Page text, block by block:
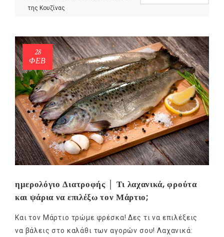
της Κουζίνας
28
ΦΕΒ
ημερολόγιο Διατροφής │ Τι λαχανικά, φρούτα
και ψάρια να επιλέξω τον Μάρτιο;
Και τον Μάρτιο τρώμε φρέσκα! Δες τι να επιλέξεις
να βάλεις στο καλάθι των αγορών σου! Λαχανικά: